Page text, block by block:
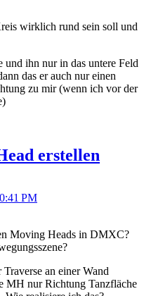
wirklich rund sein soll und
ihn nur in das untere Feld
das er auch nur einen
zu mir (wenn ich vor der
erstellen
PM
Moving Heads in DMXC?
an einer Wand
MH nur Richtung Tanzfläche